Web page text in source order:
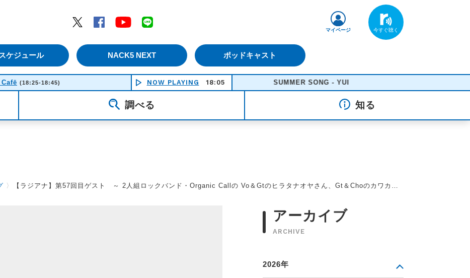
Twitter
Facebook YouTube
ケジュール NACK5 NEXT ポッドキャスト
マイページ
(18:25-18:45) NOW PLAYING 18:05 SUMMER SONG - YUI
調べる 知る
〉 【ラジアナ】第57回目ゲスト ～ 2人組ロックバンド・Organic Callの Vo＆Gtのヒラタナオヤさん、Gt＆Choのカワカミトモキさん！ ～【木曜日】
アーカイブ
ARCHIVE
2026年